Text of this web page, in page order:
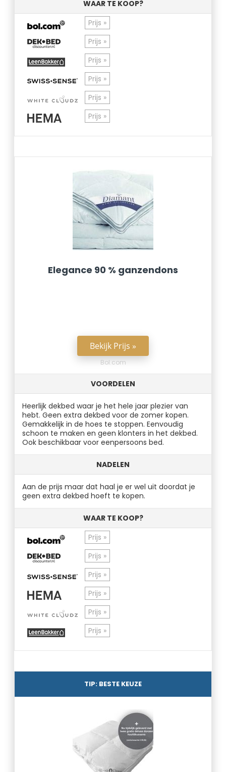
WAAR TE KOOP?
Prijs »
Prijs »
Prijs »
Prijs »
Prijs »
Prijs »
Elegance 90 % ganzendons
Bekijk Prijs »
Bol.com
VOORDELEN
Heerlijk dekbed waar je het hele jaar plezier van
hebt. Geen extra dekbed voor de zomer kopen.
Gemakkelijk in de hoes te stoppen. Eenvoudig
schoon te maken en geen klonters in het dekbed.
Ook beschikbaar voor eenpersoons bed.
NADELEN
Aan de prijs maar dat haal je er wel uit doordat je
geen extra dekbed hoeft te kopen.
WAAR TE KOOP?
Prijs »
Prijs »
Prijs »
Prijs »
Prijs »
Prijs »
TIP: BESTE KEUZE